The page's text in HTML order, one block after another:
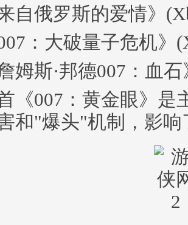
俄罗斯的爱情》
：大破量子危机》
斯·邦德007：血石
007：黄金眼》是
和"爆头"机制，影响